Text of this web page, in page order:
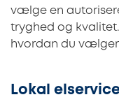
vælge en
tryghed og
hvordan du
Lokal